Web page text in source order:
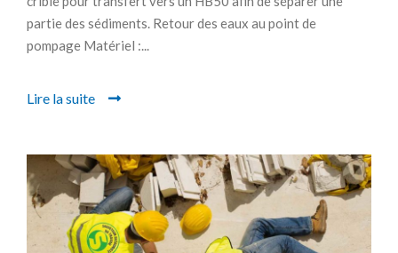
partie des sédiments. Retour des eaux au point de
pompage Matériel :...
Lire la suite